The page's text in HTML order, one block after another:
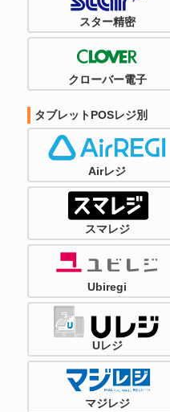
スター精密
クローバー電子
タブレットPOSレジ別
Airレジ
スマレジ
Ubiregi
Uレジ
マジレジ